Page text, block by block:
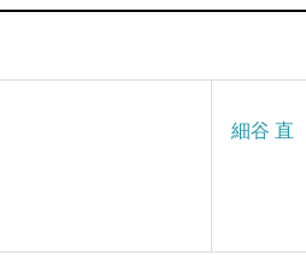
細谷 直